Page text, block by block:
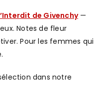
de Givenchy—
Notes de fleur
Pour les femmes qui
dans notre